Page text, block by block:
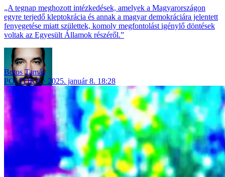
„A tegnap meghozott intézkedések, amelyek a Magyarországon
egyre terjedő kleptokrácia és annak a magyar demokráciára jelentett
fenyegetése miatt születtek, komoly megfontolást igénylő döntések
voltak az Egyesült Államok részéről.”
Botos Tamás
POLITIKA
2025. január 8. 18:28